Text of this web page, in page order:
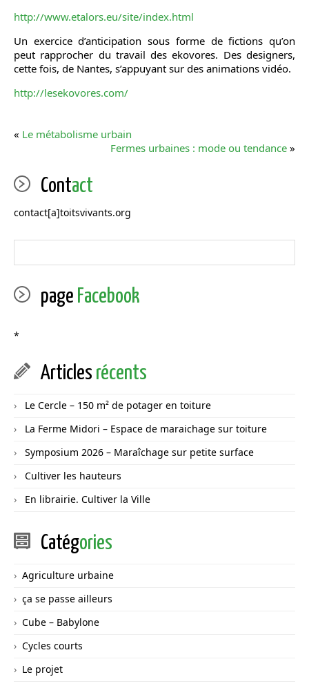
http://www.etalors.eu/site/index.html
Un exercice d’anticipation sous forme de fictions qu’on
peut rapprocher du travail des ekovores. Des designers,
cette fois, de Nantes, s’appuyant sur des animations vidéo.
http://lesekovores.com/
« Le métabolisme urbain
Fermes urbaines : mode ou tendance »
Contact
contact[a]toitsvivants.org
page Facebook
*
Articles récents
Le Cercle – 150 m² de potager en toiture
La Ferme Midori – Espace de maraichage sur toiture
Symposium 2026 – Maraîchage sur petite surface
Cultiver les hauteurs
En librairie. Cultiver la Ville
Catégories
Agriculture urbaine
ça se passe ailleurs
Cube – Babylone
Cycles courts
Le projet